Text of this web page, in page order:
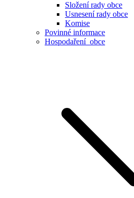
Složení rady obce
Usnesení rady obce
Komise
Povinné informace
Hospodaření obce